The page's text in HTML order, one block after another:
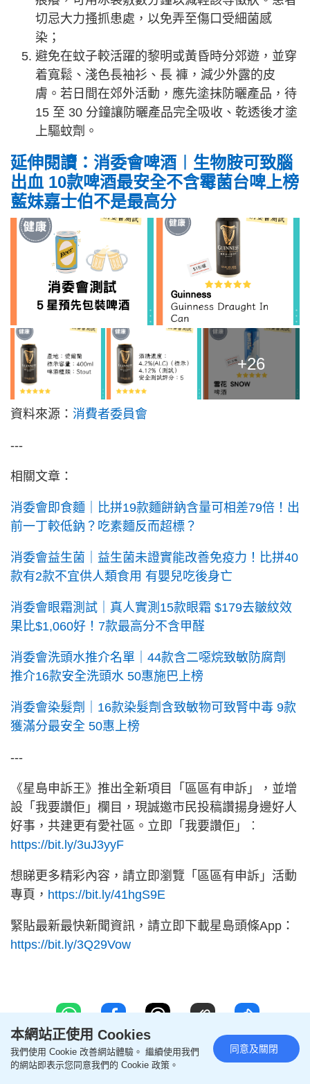
切忌大力搔抓患處，以免弄至傷口受細菌感
染；
避免在蚊子較活躍的黎明或黃昏時分郊遊，並穿
着寬鬆、淺色長袖衫、長 褲，減少外露的皮
膚。若日間在郊外活動，應先塗抹防曬產品，待
15 至 30 分鐘讓防曬產品完全吸收、乾透後才塗
上驅蚊劑。
延伸閱讀：消委會啤酒︱生物胺可致腦
出血 10款啤酒最安全不含霉菌台啤上榜
藍妹嘉士伯不是最高分
+26
資料來源： 消費者委員會
---
相關文章：
消委會即食麵｜比拼19款麵餅鈉含量可相差79倍！出
前一丁較低鈉？吃素麵反而超標？
消委會益生菌｜益生菌未證實能改善免疫力！比拼40
款有2款不宜供人類食用 有嬰兒吃後身亡
消委會眼霜測試｜真人實測15款眼霜 $179去皺紋效
果比$1,060好！7款最高分不含甲醛
消委會洗頭水推介名單｜44款含二噁烷致敏防腐劑
推介16款安全洗頭水 50惠施巴上榜
消委會染髮劑｜16款染髮劑含致敏物可致腎中毒 9款
獲滿分最安全 50惠上榜
---
《星島申訴王》推出全新項目「區區有申訴」，並增
設「我要讚佢」欄目，現誠邀市民投稿讚揚身邊好人
好事，共建更有愛社區。立即「我要讚佢」︰
https://bit.ly/3uJ3yyF
想睇更多精彩內容，請立即瀏覽「區區有申訴」活動
專頁， https://bit.ly/41hgS9E
緊貼最新最快新聞資訊，請立即下載星島頭條App：
https://bit.ly/3Q29Vow
本網站正使用 Cookies
我們使用 Cookie 改善網站體驗。 繼續使用我們
的網站即表示您同意我們的 Cookie 政策。
同意及關閉